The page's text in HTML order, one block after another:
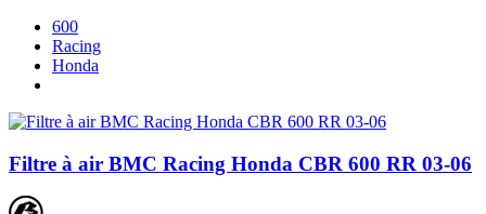
600
Racing
Honda
Filtre à air BMC Racing Honda CBR 600 RR 03-06